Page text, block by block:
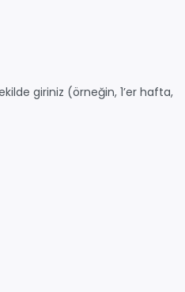
giriniz (örneğin, 1’er hafta,